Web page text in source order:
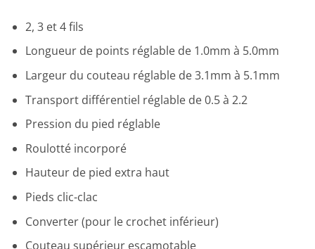
2, 3 et 4 fils
Longueur de points réglable de 1.0mm à 5.0mm
Largeur du couteau réglable de 3.1mm à 5.1mm
Transport différentiel réglable de 0.5 à 2.2
Pression du pied réglable
Roulotté incorporé
Hauteur de pied extra haut
Pieds clic-clac
Converter (pour le crochet inférieur)
Couteau supérieur escamotable